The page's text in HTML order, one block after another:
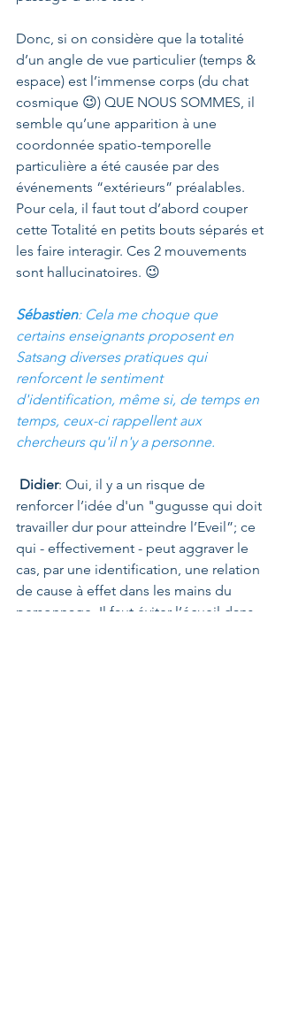
Donc, si on considère que la totalité
d’un angle de vue particulier (temps &
espace) est l’immense corps (du chat
cosmique 😉) QUE NOUS SOMMES, il
semble qu’une apparition à une
coordonnée spatio-temporelle
particulière a été causée par des
événements “extérieurs” préalables.
Pour cela, il faut tout d’abord couper
cette Totalité en petits bouts séparés et
les faire interagir. Ces 2 mouvements
sont hallucinatoires. 😉
Sébastien: Cela me choque que
certains enseignants proposent en
Satsang diverses pratiques qui
renforcent le sentiment
d'identification, même si, de temps en
temps, ceux-ci rappellent aux
chercheurs qu'il n'y a personne.
Didier: Oui, il y a un risque de
renforcer l’idée d'un "gugusse qui doit
travailler dur pour atteindre l’Eveil”; ce
qui - effectivement - peut aggraver le
cas, par une identification, une relation
de cause à effet dans les mains du
personnage. Il faut éviter l’écueil dans